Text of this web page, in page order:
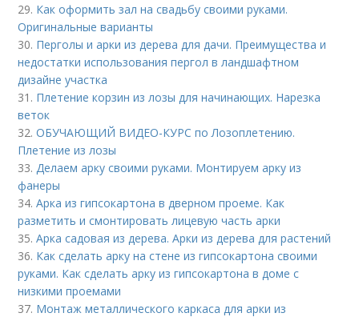
29. Как оформить зал на свадьбу своими руками.
Оригинальные варианты
30. Перголы и арки из дерева для дачи. Преимущества и
недостатки использования пергол в ландшафтном
дизайне участка
31. Плетение корзин из лозы для начинающих. Нарезка
веток
32.ОБУЧАЮЩИЙ ВИДЕО-КУРС по Лозоплетению.
Плетение из лозы
33. Делаем арку своими руками. Монтируем арку из
фанеры
34.Арка из гипсокартона в дверном проеме. Как
разметить и смонтировать лицевую часть арки
35.Арка садовая из дерева. Арки из дерева для растений
36. Как сделать арку на стене из гипсокартона своими
руками. Как сделать арку из гипсокартона в доме с
низкими проемами
37. Монтаж металлического каркаса для арки из